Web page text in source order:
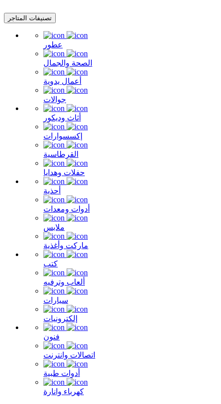
تصنيفات المتاجر
عطور
الصحة والجمال
أعمال يدوية
جوالات
أثاث وديكور
إكسسوارات
القرطاسية
حفلات وهدايا
أحذية
أدوات ومعدات
ملابس
ماركت وأغذية
كتب
ألعاب وترفيه
سيارات
إلكترونيات
فنون
اتصالات وانترنت
أدوات طبية
كهرباء وانارة